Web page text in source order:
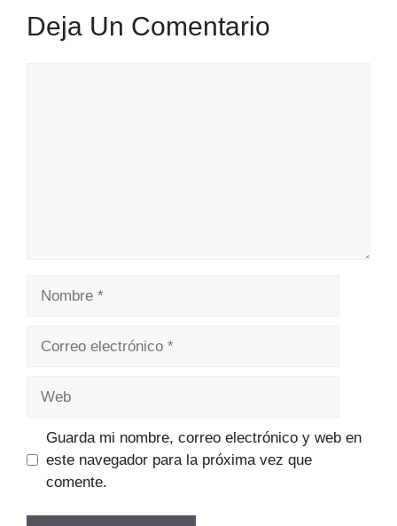
Deja Un Comentario
Guarda mi nombre, correo electrónico y web en
este navegador para la próxima vez que
comente.